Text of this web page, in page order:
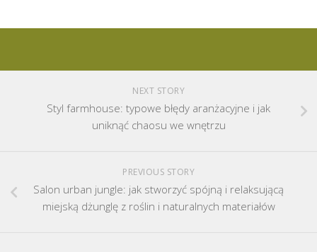
NEXT STORY
Styl farmhouse: typowe błędy aranżacyjne i jak
uniknąć chaosu we wnętrzu
PREVIOUS STORY
Salon urban jungle: jak stworzyć spójną i relaksującą
miejską dżunglę z roślin i naturalnych materiałów